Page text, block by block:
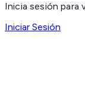
Inicia sesión para
Iniciar Sesión